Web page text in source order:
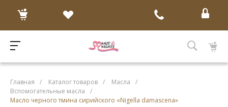
Главная / Каталог товаров / Масла
/
Вспомогательные масла
/
Масло черного тмина сирийского «Nigella damascena»